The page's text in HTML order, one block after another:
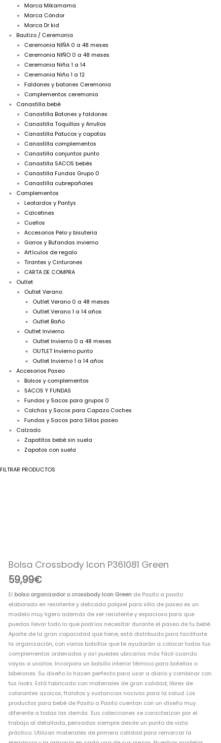
Marca Mikamama
Marca Cóndor
Marca Dr kid
Bautizo / Ceremonia
Ceremonia NIÑA 0 a 48 meses
Ceremonia NIÑO 0 a 48 meses
Ceremonia Niña 1 a 14
Ceremonia Niño 1 a 12
Faldones y batones Ceremonia
Complementos ceremonia
Canastilla bebé
Canastilla Batones y faldones
Canastilla Toquillas y Arrullos
Canastilla Patucos y capotas
Canastilla complementos
Canastilla conjuntos punto
Canastilla SACOS bebés
Canastilla Fundas Grupo 0
Canastilla cubrepañales
Complementos
Leotardos y Pantys
Calcetines
Cuellos
Accesorios Pelo y bisuteria
Gorros y Bufandas invierno
Artículos de regalo
Tirantes y Cinturones
CARTA DE COMPRA
Outlet
Outlet Verano
Outlet Verano 0 a 48 meses
Outlet Verano 1 a 14 años
Outlet Baño
Outlet Invierno
Outlet Invierno 0 a 48 meses
OUTLET Invierno punto
Outlet Invierno 1 a 14 años
Accesorios Paseo
Bolsos y complementos
SACOS Y FUNDAS
Fundas y Sacos para grupos 0
Colchas y Sacos para Capazo Coches
Fundas y Sacos para Sillas paseo
Calzado
Zapatitos bebé sin suela
Zapatos con suela
FILTRAR PRODUCTOS
Bolsa Crossbody Icon P361081 Green
59,99€
El bolso organizador o crossbody Icon Greende Pasito a pasito
elaborado en resistente y delicada polipiel para silla de paseo es un
modelo muy ligero además de ser resistente y espacioso para que
puedas llevar todo lo que podrías necesitar durante el paseo de tu bebé.
Aparte de la gran capacidad que tiene, está distribuido para facilitarte
la organización, con varios bolsillos que te ayudarán a colocar todos tus
complementos ordenados y así puedes ubicarlos más fácil cuando
vayas a usarlos. Incorpora un bolsillo interior térmico para botellas o
biberones. Su diseño lo hacen perfecto para usar a diario y combinar con
tus looks. Está fabricado con materiales de gran calidad, libres de
colorantes azoicos, ftalatos y sustancias nocivas para la salud. Los
productos para bebé de Pasito a Pasito cuentan con un diseño muy
diferente a todas las demás. Sus colecciones se caracterizan por el
trabajo al detallada, pensadas siempre desde un punto de vista
práctico. Utilizan materiales de primera calidad para remarcar la